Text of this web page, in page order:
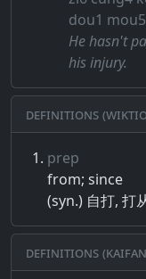
dou1
He hasn't
his injury.
Definitions
prep
from; since
(syn.) 自打, 打
Definitions